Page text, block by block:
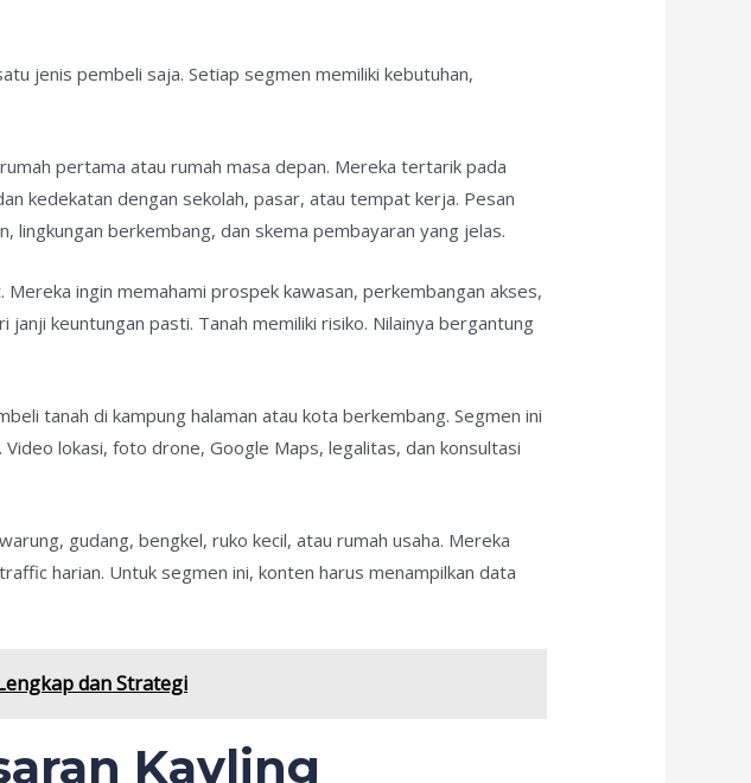
jenis pembeli saja. Setiap segmen memiliki kebutuhan,
pertama atau rumah masa depan. Mereka tertarik pada
kedekatan dengan sekolah, pasar, atau tempat kerja. Pesan
lingkungan berkembang, dan skema pembayaran yang jelas.
ingin memahami prospek kawasan, perkembangan akses,
keuntungan pasti. Tanah memiliki risiko. Nilainya bergantung
tanah di kampung halaman atau kota berkembang. Segmen ini
lokasi, foto drone, Google Maps, legalitas, dan konsultasi
gudang, bengkel, ruko kecil, atau rumah usaha. Mereka
harian. Untuk segmen ini, konten harus menampilkan data
dan Strategi
Kavling